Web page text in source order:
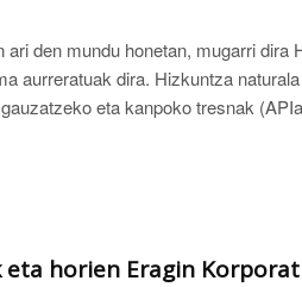
den mundu honetan, mugarri dira
aurreratuak dira. Hizkuntza
eta kanpoko tresnak
eta horien Eragin